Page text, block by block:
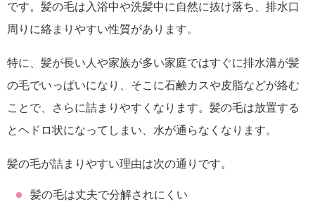
です。髪の毛は入浴中や洗髪中に自然に抜け落ち、排水口
周りに絡まりやすい性質があります。
特に、髪が長い人や家族が多い家庭ではすぐに排水溝が髪
の毛でいっぱいになり、そこに石鹸カスや皮脂などが絡む
ことで、さらに詰まりやすくなります。髪の毛は放置する
とヘドロ状になってしまい、水が通らなくなります。
髪の毛が詰まりやすい理由は次の通りです。
髪の毛は丈夫で分解されにくい